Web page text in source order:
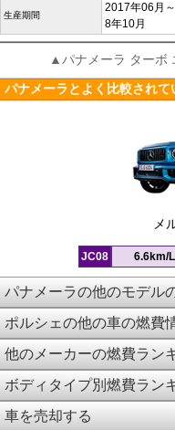
生産期間
2017年06月
8年10月
▲パナメーラ ターボ
パナメーラとよく比較されて
メ
JC08 6.6km/L
パナメーラの他のモデル
ポルシェの他の車の燃費
他のメーカーの燃費ラン
ボディタイプ別燃費ラン
車を売却する